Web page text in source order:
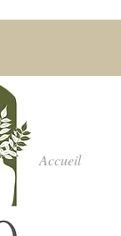
Accueil